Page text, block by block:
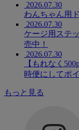
2026.07.30
わんちゃん用
2026.07.30
ケージ用ステ
売中！
2026.07.30
【もれなく
時便にしてポ
もっと見る